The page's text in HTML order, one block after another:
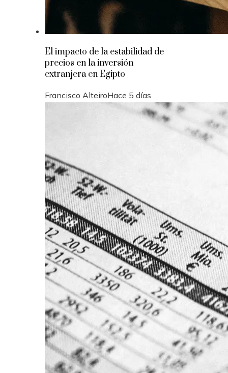
El impacto de la estabilidad de
precios en la inversión
extranjera en Egipto
Francisco AlteiroHace 5 días